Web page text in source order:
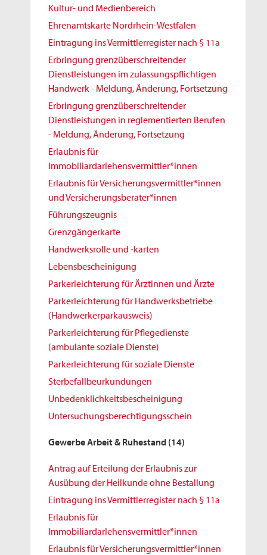
Kultur- und Medienbereich
Ehrenamtskarte Nordrhein-Westfalen
Eintragung ins Vermittlerregister nach § 11a
Erbringung grenzüberschreitender
Dienstleistungen im zulassungspflichtigen
Handwerk - Meldung, Änderung, Fortsetzung
Erbringung grenzüberschreitender
Dienstleistungen in reglementierten Berufen
- Meldung, Änderung, Fortsetzung
Erlaubnis für
Immobiliardarlehensvermittler*innen
Erlaubnis für Versicherungsvermittler*innen
und Versicherungsberater*innen
Führungszeugnis
Grenzgängerkarte
Handwerksrolle und -karten
Lebensbescheinigung
Parkerleichterung für Ärztinnen und Ärzte
Parkerleichterung für Handwerksbetriebe
(Handwerkerparkausweis)
Parkerleichterung für Pflegedienste
(ambulante soziale Dienste)
Parkerleichterung für soziale Dienste
Sterbefallbeurkundungen
Unbedenklichkeitsbescheinigung
Untersuchungsberechtigungsschein
Gewerbe Arbeit & Ruhestand (14)
Antrag auf Erteilung der Erlaubnis zur
Ausübung der Heilkunde ohne Bestallung
Eintragung ins Vermittlerregister nach § 11a
Erlaubnis für
Immobiliardarlehensvermittler*innen
Erlaubnis für Versicherungsvermittler*innen